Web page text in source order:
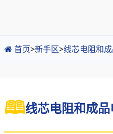
首页>新手区>线芯电阻和
线芯电阻和成